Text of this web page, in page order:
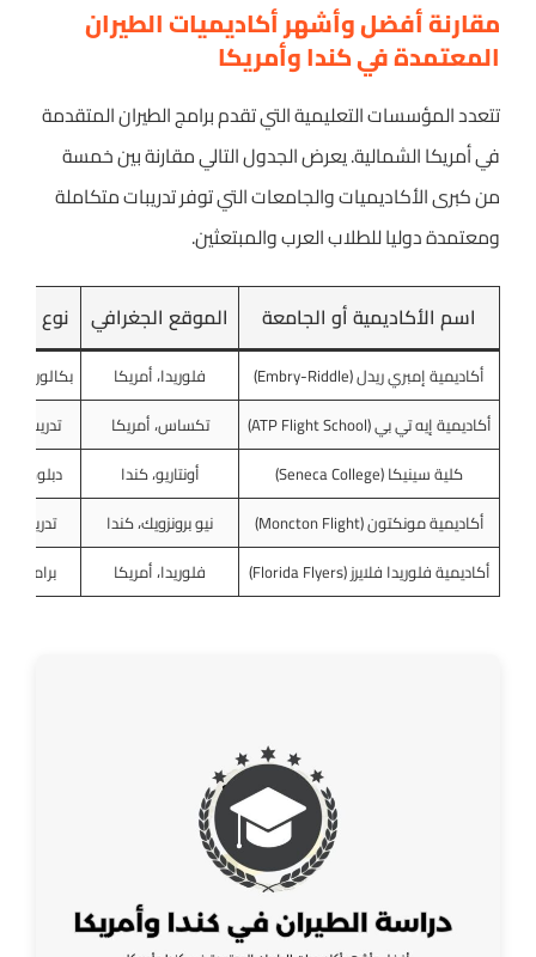
مقارنة أفضل وأشهر أكاديميات الطيران
المعتمدة في كندا وأمريكا
تتعدد المؤسسات التعليمية التي تقدم برامج الطيران المتقدمة
في أمريكا الشمالية. يعرض الجدول التالي مقارنة بين خمسة
من كبرى الأكاديميات والجامعات التي توفر تدريبات متكاملة
ومعتمدة دوليا للطلاب العرب والمبتعثين.
اسم الأكاديمية أو الجامعة الموقع الجغرافي نوع
أكاديمية إمبري ريدل (Embry-Riddle) فلوريدا، أمريكا
أكاديمية إيه تي بي (ATP Flight School)
تكساس، أمريكا
تدريب
كلية سينيكا (Seneca College)
أونتاريو، كندا
دبلوم
أكاديمية مونكتون (Moncton Flight)
نيو برونزويك، كندا
تدريب
أكاديمية فلوريدا فلايرز (Florida Flyers)
فلوريدا، أمريكا برامج